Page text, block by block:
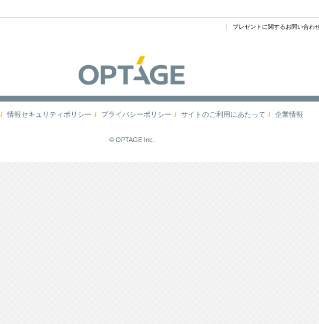
プレゼントに関するお問い合わ
情報セキュリティポリシー プライバシーポリシー サイトのご利用にあたって 企業情報
© OPTAGE Inc.